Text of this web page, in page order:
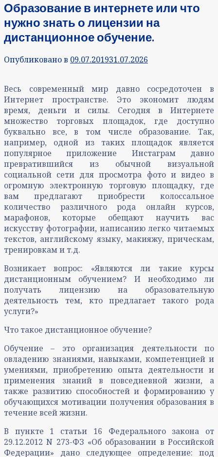
Образование в интернете или что
нужно знать о лицензии на
дистанционное обучение.
Опубликовано в 09.07.201931.07.2026
Весь современный мир давно сосредоточен в
Интернет пространстве. Это экономит людям
время, деньги и силы. Сегодня в Интернете
множество торговых площадок, где доступно
буквально все, в том числе образование. Так,
например, одной из таких площадок является
популярное приложение Инстаграм давно
превратившийся из обычной визуальной
социальной сети для просмотра фото и видео в
огромную электронную торговую площадку, где
вам предлагают приобрести колоссальное
количество различного рода онлайн курсов,
марафонов, которые обещают научить вас
искусству фотографии, написанию легко читаемых
текстов, английскому языку, макияжу, прическам,
тренировкам и т.д.
Возникает вопрос: «Являются ли такие курсы
дистанционным обучением? И необходимо ли
получать лицензию на образовательную
деятельность тем, кто предлагает такого рода
услуги?»
Что такое дистанционное обучение?
Обучение – это организация деятельности по
овладению знаниями, навыками, компетенцией и
умениями, приобретению опыта деятельности и
применения знаний в повседневной жизни, а
также развитию способностей и формированию у
обучающихся мотивации получения образования в
течение всей жизни.
В пункте 1 статьи 16 Федерального закона от
29.12.2012 N 273-ФЗ «Об образовании в Российской
Федерации» дано следующее определение: под